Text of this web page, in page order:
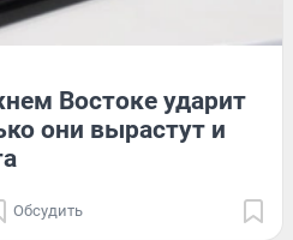
Востоке ударит
они вырастут и
Обсудить